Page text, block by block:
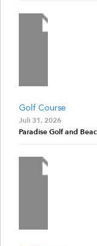
Golf Course
Juli 31, 2026
Paradise Golf and